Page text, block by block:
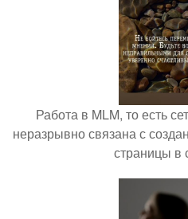
Работа в MLM, то есть
неразрывно связана с
страницы в